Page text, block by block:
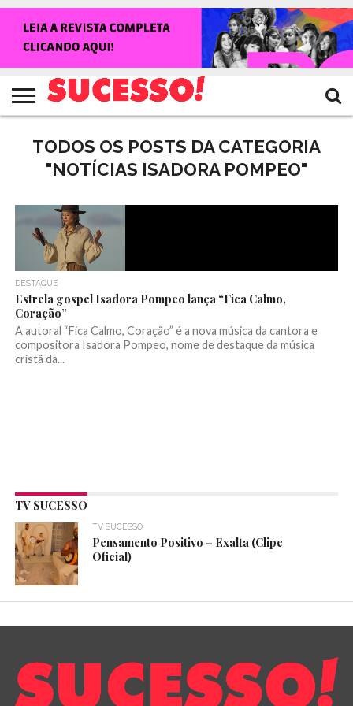
NOTÍCIAS
SHOWS
ENTREVISTAS
CLIQUES
RANKING
CROWLEY
TV
SUCESSO!
REVISTA
SUCESSO!
TODOS OS POSTS DA CATEGORIA
"NOTÍCIAS ISADORA POMPEO"
DESTAQUE
Estrela gospel Isadora Pompeo lança “Fica Calmo,
Coração”
A autoral “Fica Calmo, Coração” é a nova música da cantora e
compositora Isadora Pompeo, nome de destaque da música
cristã da...
TV SUCESSO
TV SUCESSO
Pensamento Positivo – Exalta (Clipe
Oficial)